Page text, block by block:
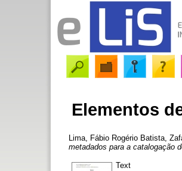
Elementos
Lima, Fábio Rogério Batista
metadados para a catalogação
Text